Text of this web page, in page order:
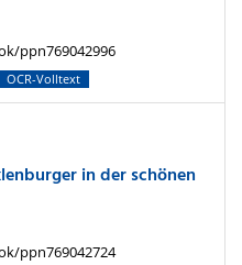
ppn769042996
OCR-Volltext
in der schönen
ppn769042724